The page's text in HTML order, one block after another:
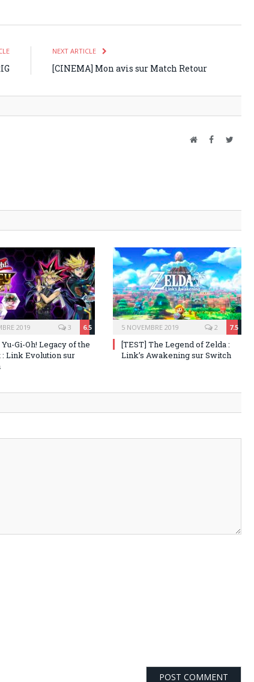
NEXT ARTICLE
[CINEMA] Mon avis sur Match Retour
WebsiteFacebookTwitter
2019 6.5
3
Gi-Oh! Legacy of the
: Link Evolution sur
5 NOVEMBRE 2019 7.5
2
[TEST] The Legend of Zelda :
Link’s Awakening sur Switch